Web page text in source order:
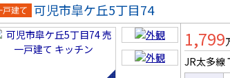
戸建
可児市皐ケ丘5丁目74
1,799
JR太多線